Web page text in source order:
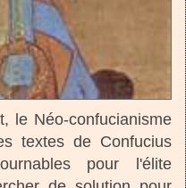
le Néo-confucianisme
textes de Confucius
pour l'élite